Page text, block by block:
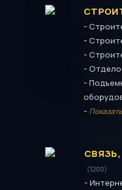
-
-
-
-
-
-
(1200)
-